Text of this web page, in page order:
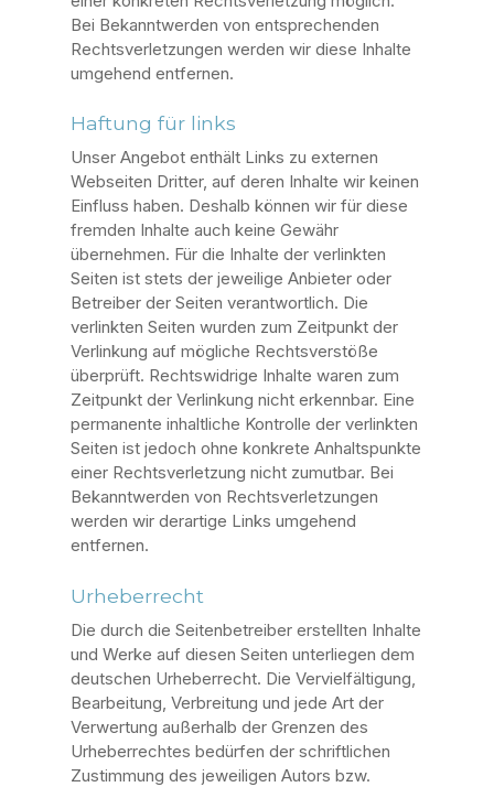
Bei Bekanntwerden von entsprechenden
Rechtsverletzungen werden wir diese Inhalte
umgehend entfernen.
Haftung für links
Unser Angebot enthält Links zu externen
Webseiten Dritter, auf deren Inhalte wir keinen
Einfluss haben. Deshalb können wir für diese
fremden Inhalte auch keine Gewähr
übernehmen. Für die Inhalte der verlinkten
Seiten ist stets der jeweilige Anbieter oder
Betreiber der Seiten verantwortlich. Die
verlinkten Seiten wurden zum Zeitpunkt der
Verlinkung auf mögliche Rechtsverstöße
überprüft. Rechtswidrige Inhalte waren zum
Zeitpunkt der Verlinkung nicht erkennbar. Eine
permanente inhaltliche Kontrolle der verlinkten
Seiten ist jedoch ohne konkrete Anhaltspunkte
einer Rechtsverletzung nicht zumutbar. Bei
Bekanntwerden von Rechtsverletzungen
werden wir derartige Links umgehend
entfernen.
Urheberrecht
Die durch die Seitenbetreiber erstellten Inhalte
und Werke auf diesen Seiten unterliegen dem
deutschen Urheberrecht. Die Vervielfältigung,
Bearbeitung, Verbreitung und jede Art der
Verwertung außerhalb der Grenzen des
Urheberrechtes bedürfen der schriftlichen
Zustimmung des jeweiligen Autors bzw.